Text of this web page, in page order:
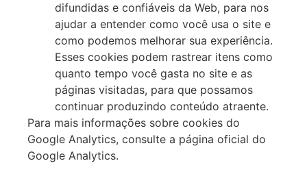
difundidas e confiáveis da Web, para nos
ajudar a entender como você usa o site e
como podemos melhorar sua experiência.
Esses cookies podem rastrear itens como
quanto tempo você gasta no site e as
páginas visitadas, para que possamos
continuar produzindo conteúdo atraente.
Para mais informações sobre cookies do
Google Analytics, consulte a página oficial do
Google Analytics.